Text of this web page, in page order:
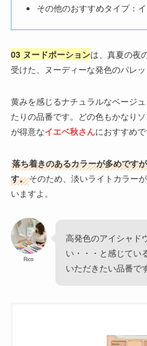
その他のおすすめタイプ：
03 ヌードポーションは、真夏の夜
受けた、ヌーディーな発色のパレッ
黄みを感じるナチュラルなベージ
たりの品番です。どの色もかなり
が得意なイエベ秋さんにおすすめで
落ち着きのあるカラーが多めです
す。そのため、淡いライトカラー
いますよ。
Rico
高発色のアイシャド
い・・・と感じてい
いただきたい品番です